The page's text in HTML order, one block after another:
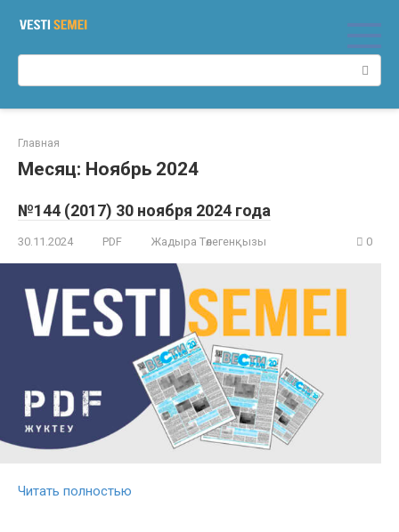
Главная
Месяц: Ноябрь 2024
№144 (2017) 30 ноября 2024 года
30.11.2024 PDF Жадыра Төлегенқызы 0
Читать полностью